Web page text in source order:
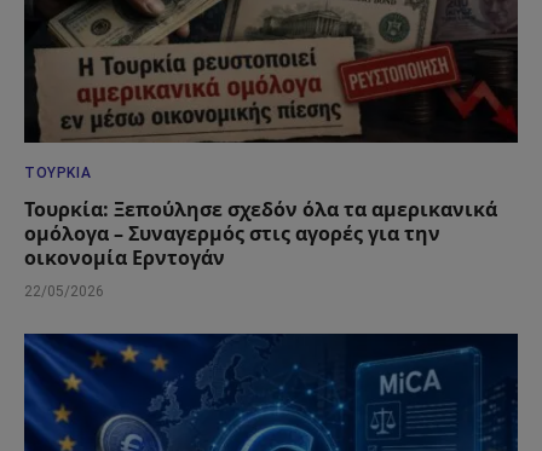
ΤΟΥΡΚΊΑ
Τουρκία: Ξεπούλησε σχεδόν όλα τα αμερικανικά
ομόλογα – Συναγερμός στις αγορές για την
οικονομία Ερντογάν
22/05/2026